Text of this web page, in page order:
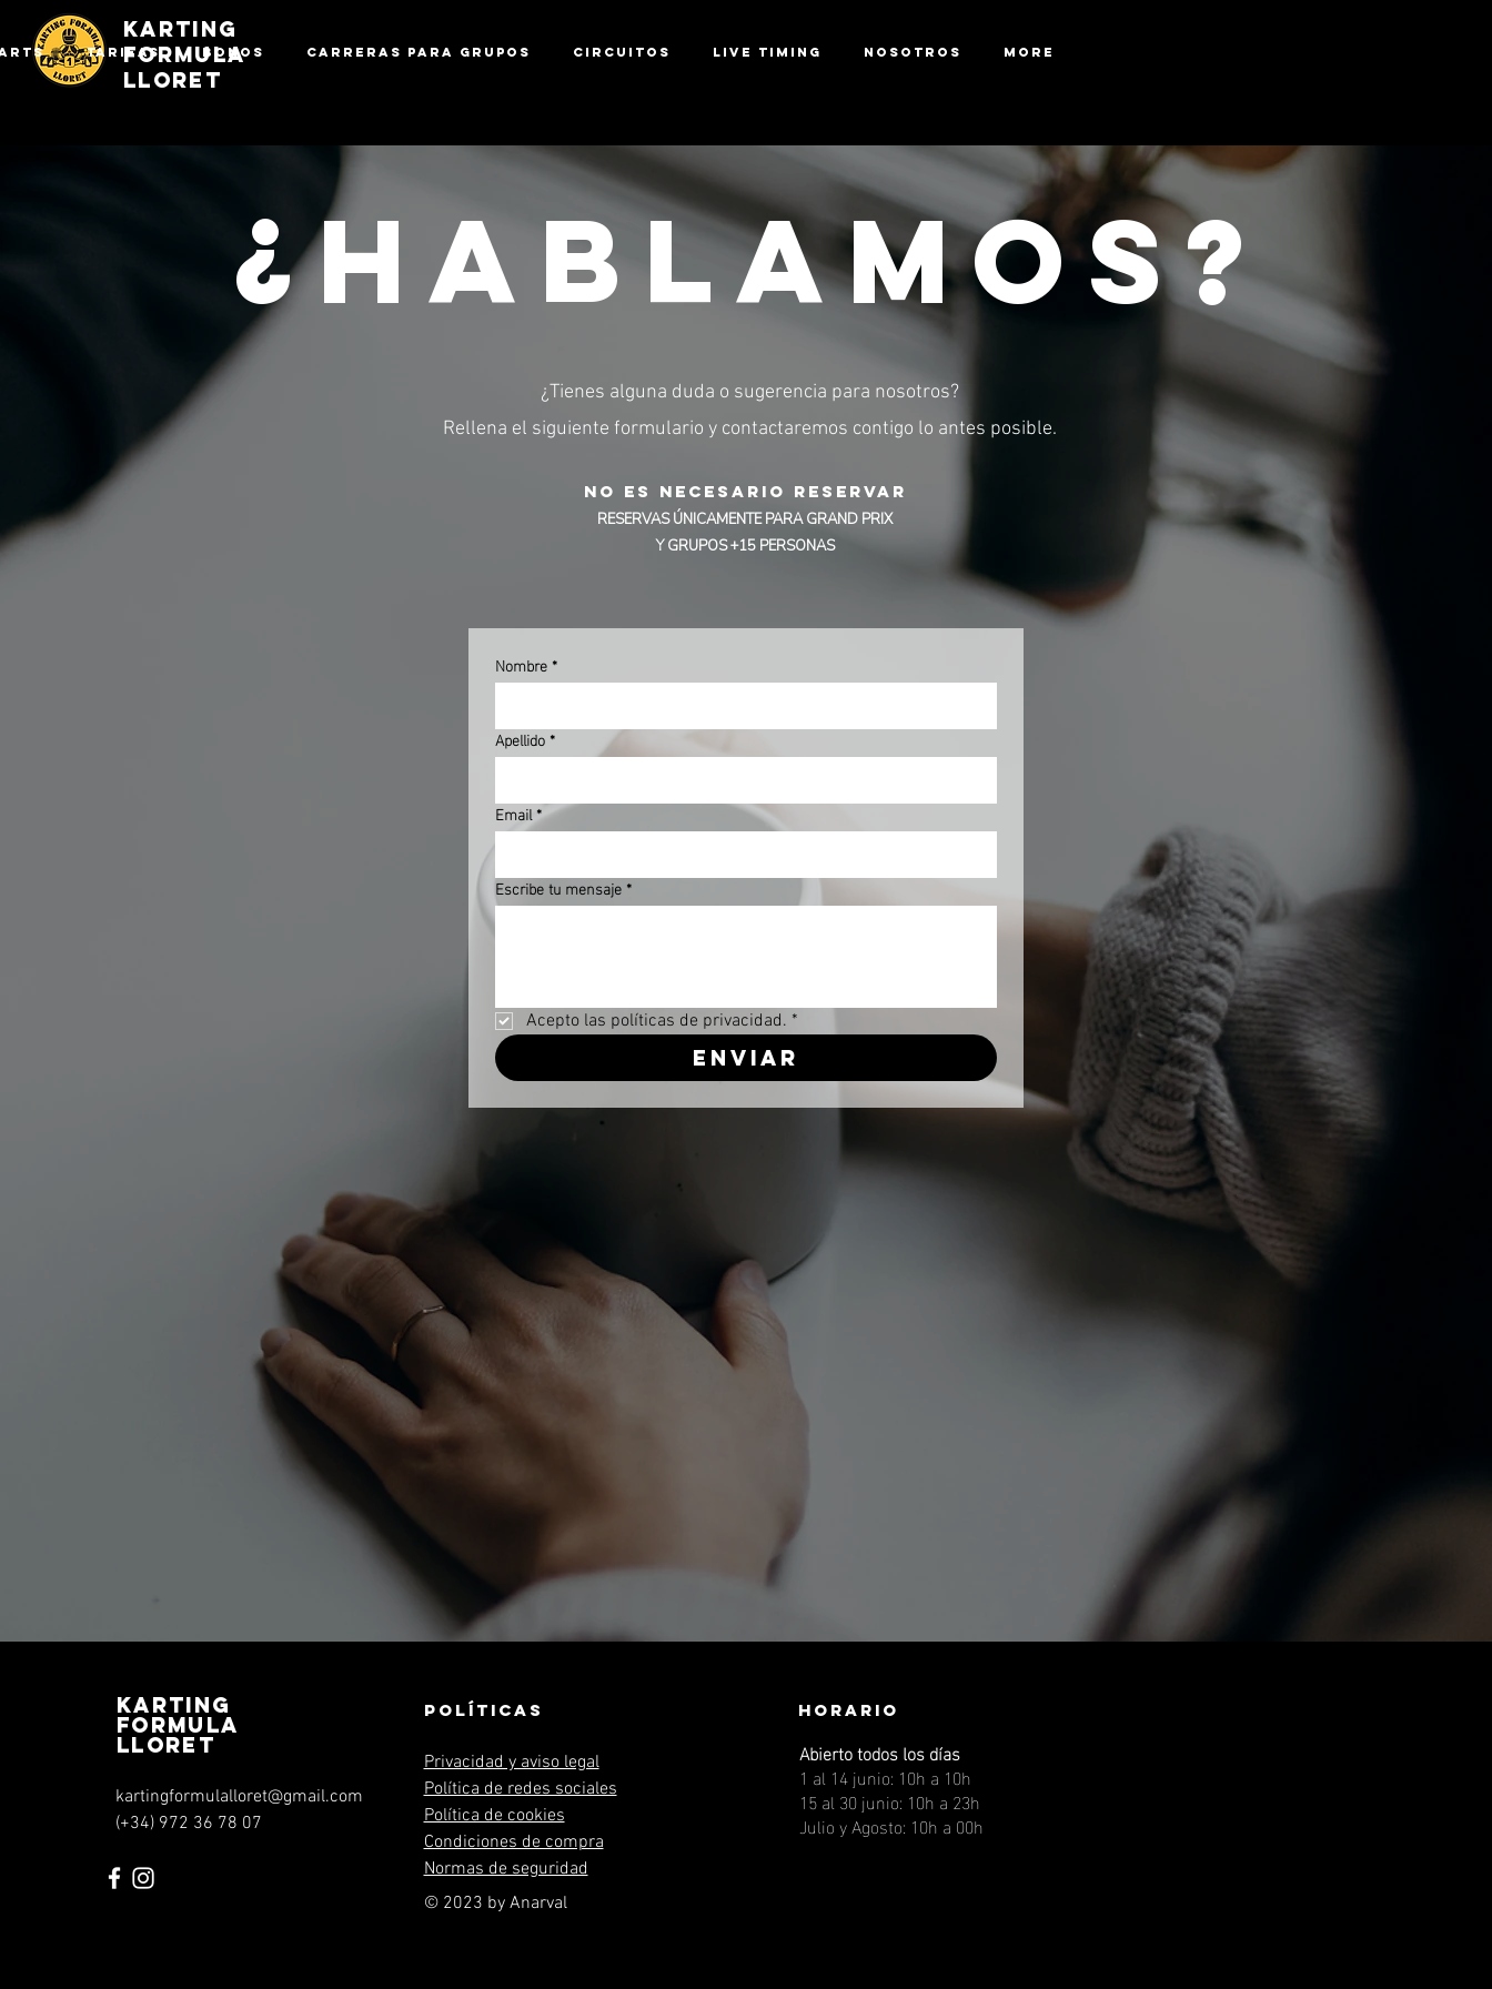
KARTING
FORMULA
LLORET
TARIFAS BONOS CARRERAS PARA GRUPOS CIRCUITOS LIVE TIMING NOSOTROS More
¿HABLAMOS?
¿Tienes alguna duda o sugerencia para nosotros?
Rellena el siguiente formulario y contactaremos contigo lo antes posible.
NO ES NECESARIO RESERVAR
RESERVAS ÚNICAMENTE PARA GRAND PRIX
Y GRUPOS +15 PERSONAS
Nombre *
Apellido*
Email*
Escribe tu mensaje*
Acepto las políticas de privacidad. *
Enviar
KARTING
FORMULA
LLORET
kartingformulalloret@gmail.com
(+34) 972 36 78 07
POLÍTICAS
Privacidad y aviso legal
Política de redes sociales
Política de cookies
Condiciones de compra
Normas de seguridad
© 2023 by Anarval
HORARIO
Abierto todos los días
1 al 14 junio: 10h a 10h
15 al 30 junio: 10h a 23h
Julio y Agosto: 10h a 00h